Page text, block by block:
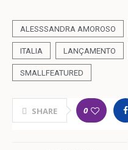
ALESSSANDRA AMOROSO
ITALIA LANÇAMENTO
SMALLFEATURED
SHARE 0